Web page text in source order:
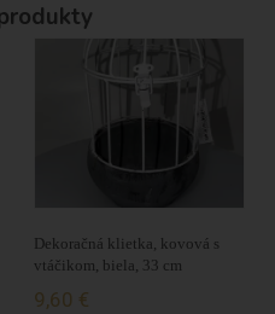
Dekoračná klietka, kovová s
vtáčikom, biela, 33 cm
9,60 €